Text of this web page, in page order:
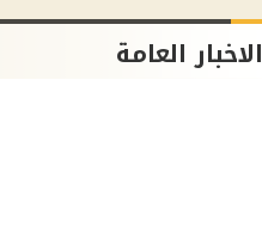
الاخبار العامة